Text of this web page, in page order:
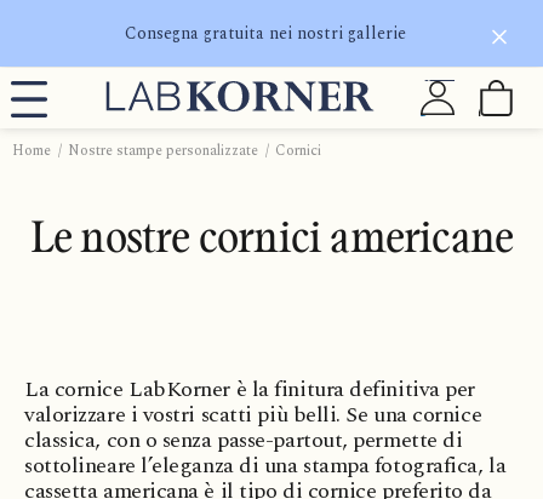
Consegna gratuita nei nostri gallerie
Home Nostre stampe personalizzate Cornici
Le nostre cornici americane
La cornice LabKorner è la finitura definitiva per
valorizzare i vostri scatti più belli. Se una cornice
classica, con o senza passe-partout, permette di
sottolineare l’eleganza di una stampa fotografica, la
cassetta americana è il tipo di cornice preferito da